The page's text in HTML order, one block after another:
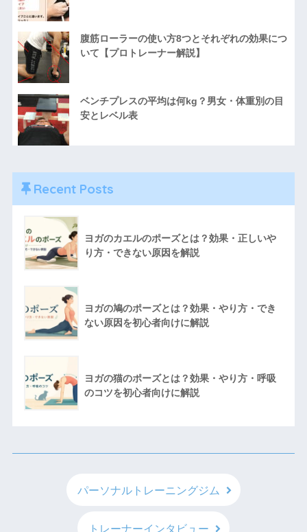
腹筋ローラーの使い方8つとそれぞれの効果につ
いて【プロトレーナー解説】
ベンチプレスの平均は何kg？男女・体重別の目
安とレベル表
Recent Posts
ヨガのカエルのポーズとは？効果・正しいや
り方・できない原因を解説
ヨガの鳩のポーズとは？効果・やり方・でき
ない原因を初心者向けに解説
ヨガの猫のポーズとは？効果・やり方・呼吸
のコツを初心者向けに解説
パーソナルトレーニングジム
トレーナーインタビュー